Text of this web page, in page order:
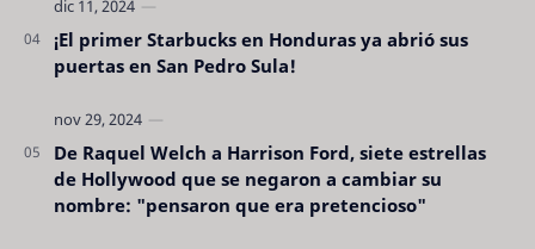
¡El primer Starbucks en Honduras ya abrió sus
puertas en San Pedro Sula!
De Raquel Welch a Harrison Ford, siete estrellas
de Hollywood que se negaron a cambiar su
nombre: "pensaron que era pretencioso"